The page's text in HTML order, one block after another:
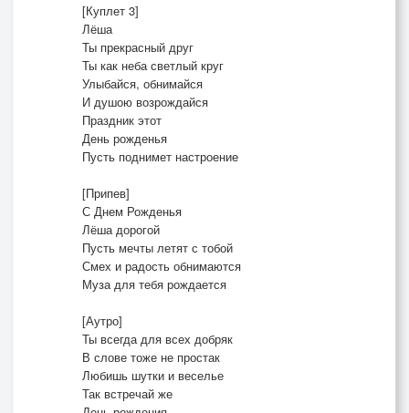
[Куплет 3]
Лёша
Ты прекрасный друг
Ты как неба светлый круг
Улыбайся, обнимайся
И душою возрождайся
Праздник этот
День рожденья
Пусть поднимет настроение
[Припев]
С Днем Рожденья
Лёша дорогой
Пусть мечты летят с тобой
Смех и радость обнимаются
Муза для тебя рождается
[Аутро]
Ты всегда для всех добряк
В слове тоже не простак
Любишь шутки и веселье
Так встречай же